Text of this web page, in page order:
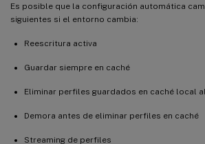
Es posible que la configuración automática
siguientes si el entorno cambia:
Reescritura activa
Guardar siempre en caché
Eliminar perfiles guardados en caché local
Demora antes de eliminar perfiles en caché
Streaming de perfiles